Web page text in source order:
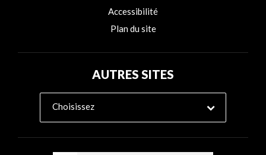
Accessibilité
Plan du site
AUTRES SITES
Choisissez